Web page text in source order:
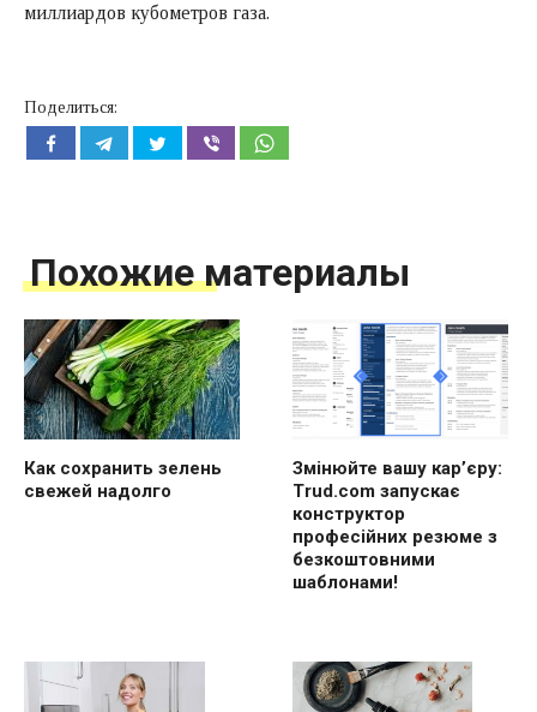
миллиардов кубометров газа.
Поделиться:
Похожие материалы
Как сохранить зелень
свежей надолго
Змінюйте вашу кар’єру:
Trud.com запускає
конструктор
професійних резюме з
безкоштовними
шаблонами!